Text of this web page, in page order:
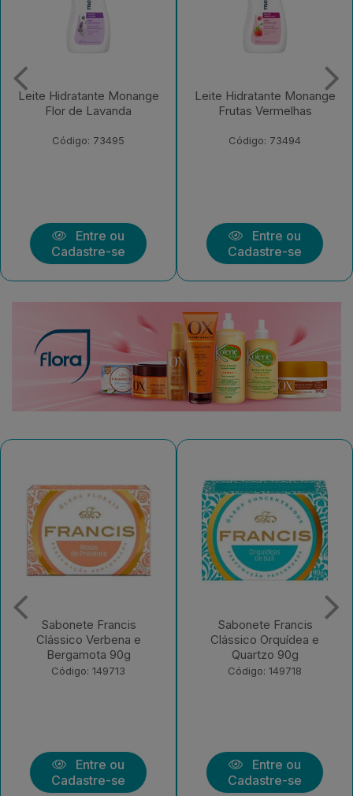
Leite Hidratante Monange
Frutas Vermelhas
Código: 73494
Entre ou
Cadastre-se
Leite Hidratante Monange
Iogurte com Aveia
Código: 73492
Entre ou
Cadastre-se
Sabonete Francis
Clássico Orquídea e
Quartzo 90g
Código: 149718
Entre ou
Cadastre-se
Desodorante Aerossol
Francis Men Active
Código: 182965
Entre ou
Cadastre-se